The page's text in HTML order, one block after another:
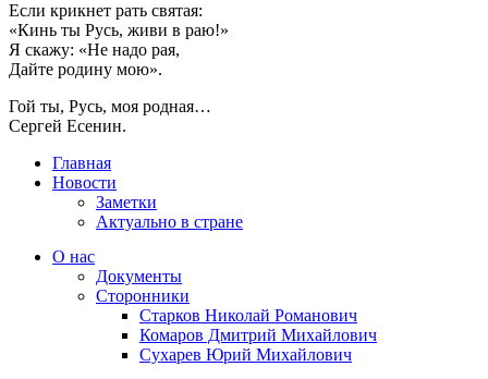
Если крикнет рать святая:
«Кинь ты Русь, живи в раю!»
Я скажу: «Не надо рая,
Дайте родину мою».
Гой ты, Русь, моя родная…
Сергей Есенин.
Главная
Новости
Заметки
Актуально в стране
О нас
Документы
Сторонники
Старков Николай Романович
Комаров Дмитрий Михайлович
Сухарев Юрий Михайлович